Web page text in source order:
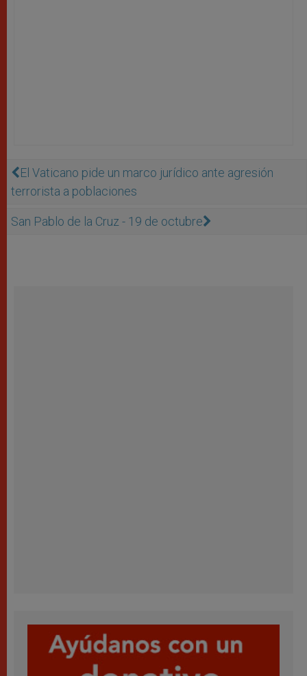
El Vaticano pide un marco jurídico ante agresión
terrorista a poblaciones
San Pablo de la Cruz - 19 de octubre